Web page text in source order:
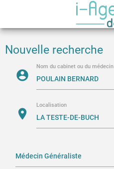
Nouvelle recherche
account_circle
Nom du cabinet ou du médecin
location_on
Localisation